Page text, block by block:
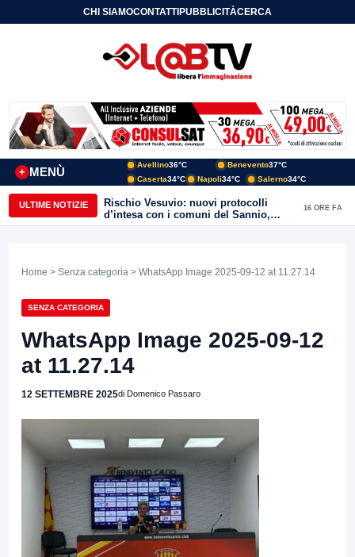
CHI SIAMOCONTATTIPUBBLICITÀCERCA
MENÙ
+
Avellino36°C Benevento37°C
Caserta34°C Napoli34°C Salerno34°C
ULTIME NOTIZIE
Rischio Vesuvio: nuovi protocolli
d’intesa con i comuni del Sannio,
firmato il protocollo con Arpaise
16 ORE FA
Home > Senza categoria > WhatsApp Image 2025-09-12 at 11.27.14
SENZA CATEGORIA
WhatsApp Image 2025-09-12
at 11.27.14
12 SETTEMBRE 2025di Domenico Passaro